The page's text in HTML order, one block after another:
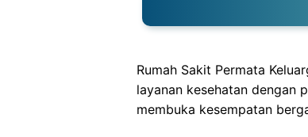
Rumah Sakit Permata
layanan kesehatan dengan
membuka kesempatan